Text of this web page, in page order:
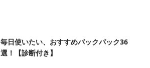
毎日使いたい、おすすめバックパック36
選！【診断付き】